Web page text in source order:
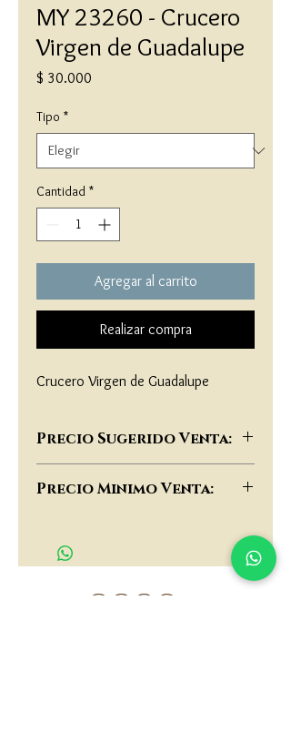
MY 23260 - Crucero
Virgen de Guadalupe
$ 30.000
Tipo *
Cantidad *
Agregar al carrito
Realizar compra
Crucero Virgen de Guadalupe
Precio Sugerido Venta:
Precio Minimo Venta: